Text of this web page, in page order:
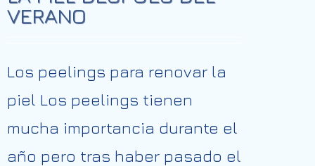
VERANO
Los peelings para renovar la
piel Los peelings tienen
mucha importancia durante el
año pero tras haber pasado el